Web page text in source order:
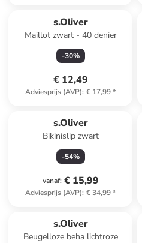
s.Oliver
Maillot zwart - 40 denier
-30%
€ 12,49
Adviesprijs (AVP): € 17,99*
s.Oliver
Bikinislip zwart
-54%
vanaf: € 15,99
Adviesprijs (AVP): € 34,99*
s.Oliver
Beugelloze beha lichtroze